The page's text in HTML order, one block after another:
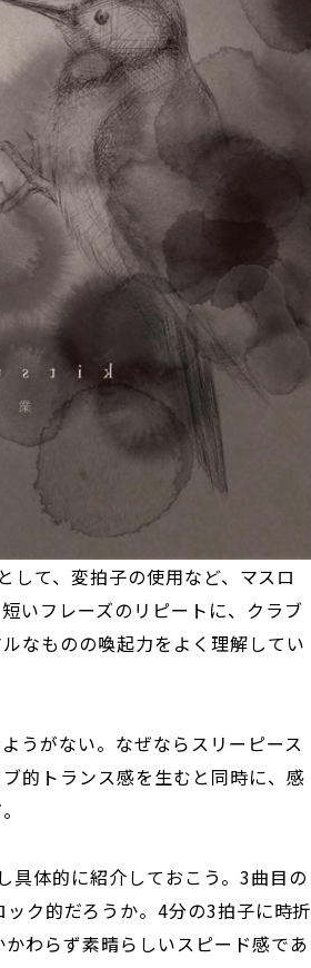
て、変拍子の使用など、マスロ
いフレーズのリピートに、クラブ
なものの喚起力をよく理解してい
うがない。なぜならスリーピース
的トランス感を生むと同時に、感
具体的に紹介しておこう。3曲目の
ク的だろうか。4分の3拍子に時折
わらず素晴らしいスピード感であ